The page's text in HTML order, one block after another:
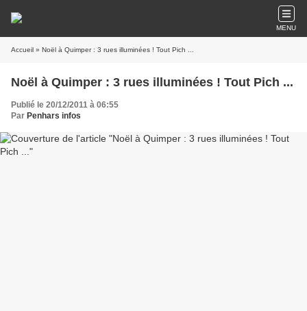
MENU
Accueil » Noël à Quimper : 3 rues illuminées ! Tout Pich ...
Noël à Quimper : 3 rues illuminées ! Tout Pich ...
Publié le 20/12/2011 à 06:55
Par Penhars infos